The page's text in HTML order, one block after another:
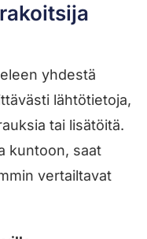
yhdestä
lähtötietoja,
tai lisätöitä.
kuntoon, saat
vertailtavat